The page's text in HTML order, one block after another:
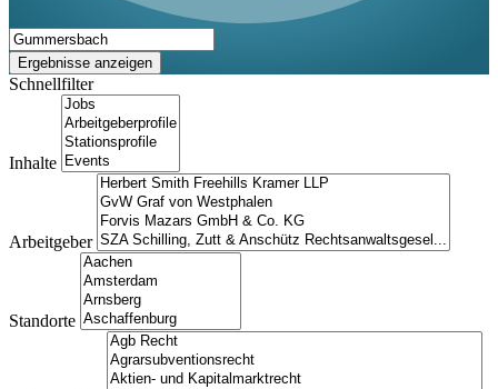
Ergebnisse anzeigen
Schnellfilter
Inhalte
Arbeitgeber
Standorte